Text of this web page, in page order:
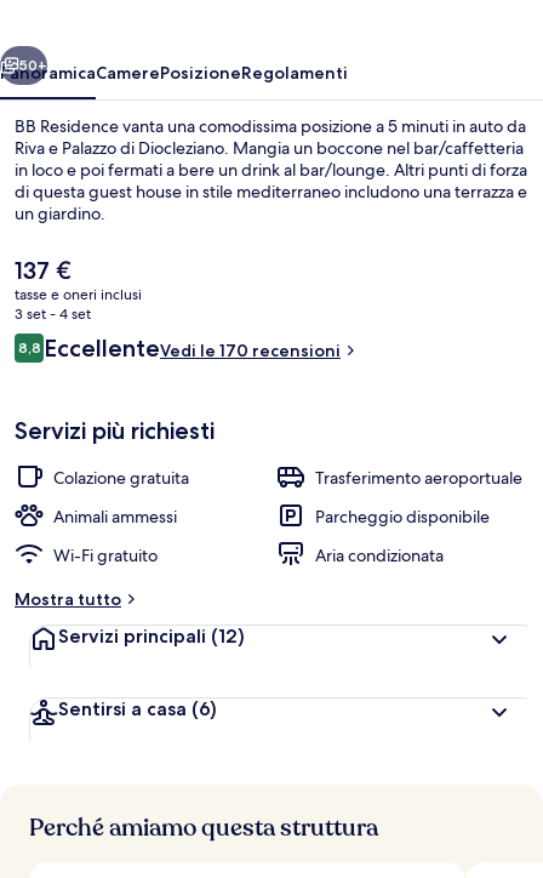
Avanti
50+
PanoramicaCamerePosizioneRegolamenti
BB Residence vanta una comodissima posizione a 5 minuti in auto da
Riva e Palazzo di Diocleziano. Mangia un boccone nel bar/caffetteria
in loco e poi fermati a bere un drink al bar/lounge. Altri punti di forza
di questa guest house in stile mediterraneo includono una terrazza e
un giardino.
Il
prezzo
attuale
è
137 €
137 €
tasse e oneri inclusi
3 set - 4 set
Recensioni
8,88,8 su 10
EccellenteVedi le 170 recensioni
Servizi più richiesti
Colazione gratuita
Trasferimento aeroportuale
Animali ammessi
Parcheggio disponibile
Wi-Fi gratuito
Aria condizionata
Mostra tutto
Servizi principali (12)
Sentirsi a casa (6)
Perché amiamo questa struttura